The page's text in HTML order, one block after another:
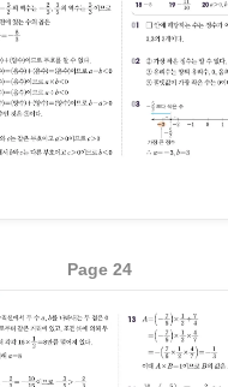
Page 24